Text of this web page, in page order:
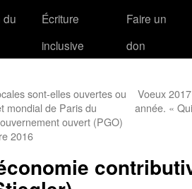
du
Écriture
inclusive
Faire un
don
sont-elles ouvertes ou
mondial de Paris du
ouvert (PGO)
2016
Voeux
année. «